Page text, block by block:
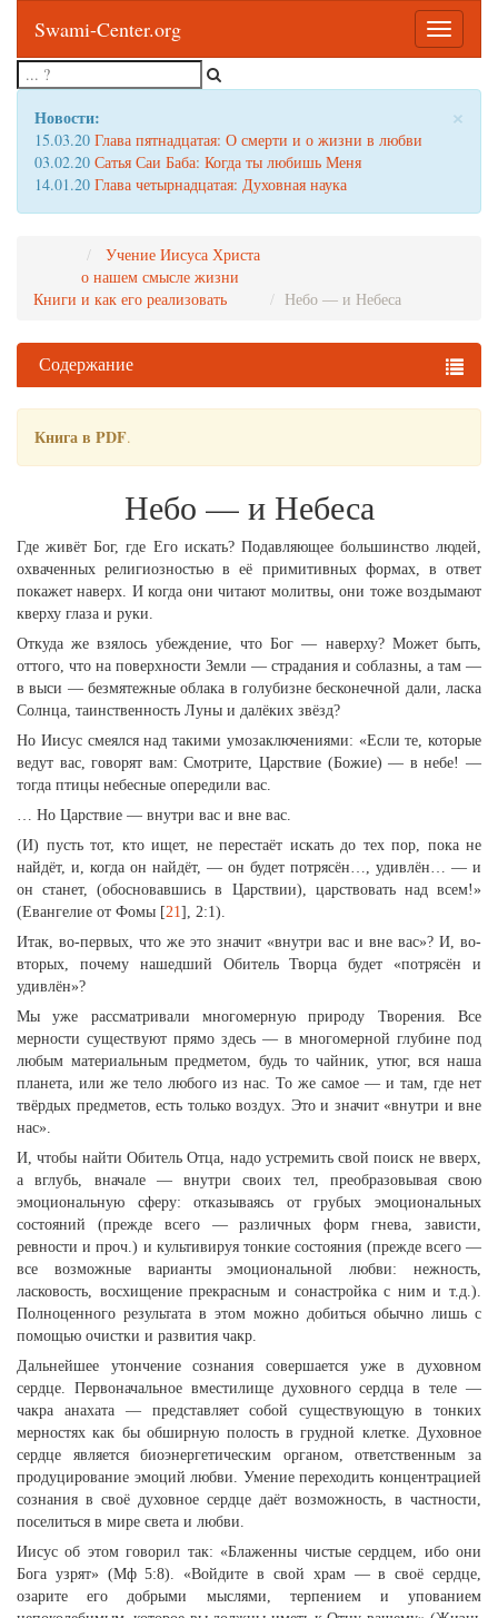
Toggle
Swami-Center.org
×
Новости:
15.03.20 Глава пятнадцатая: О смерти и о жизни в любви
03.02.20 Сатья Саи Баба: Когда ты любишь Меня
14.01.20 Глава четырнадцатая: Духовная наука
Книги
Учение Иисуса Христа
о нашем смысле жизни
и как его реализовать
Небо — и Небеса
Содержание
Книга в PDF.
Небо — и Небеса
Где живёт Бог, где Его искать? Подавляющее большинство людей,
охваченных религиозностью в её примитивных формах, в ответ
покажет наверх. И когда они читают молитвы, они тоже воздымают
кверху глаза и руки.
Откуда же взялось убеждение, что Бог — наверху? Может быть,
оттого, что на поверхности Земли — страдания и соблазны, а там —
в выси — безмятежные облака в голубизне бесконечной дали, ласка
Солнца, таинственность Луны и далёких звёзд?
Но Иисус смеялся над такими умозаключениями: «Если те, которые
ведут вас, говорят вам: Смотрите, Царствие (Божие) — в небе! —
тогда птицы небесные опередили вас.
… Но Царствие — внутри вас и вне вас.
(И) пусть тот, кто ищет, не перестаёт искать до тех пор, пока не
найдёт, и, когда он найдёт, — он будет потрясён…, удивлён… — и
он станет, (обосновавшись в Царствии), царствовать над всем!»
(Евангелие от Фомы [21], 2:1).
Итак, во-первых, что же это значит «внутри вас и вне вас»? И, во-
вторых, почему нашедший Обитель Творца будет «потрясён и
удивлён»?
Мы уже рассматривали многомерную природу Творения. Все
мерности существуют прямо здесь — в многомерной глубине под
любым материальным предметом, будь то чайник, утюг, вся наша
планета, или же тело любого из нас. То же самое — и там, где нет
твёрдых предметов, есть только воздух. Это и значит «внутри и вне
нас».
И, чтобы найти Обитель Отца, надо устремить свой поиск не вверх,
а вглубь, вначале — внутри своих тел, преобразовывая свою
эмоциональную сферу: отказываясь от грубых эмоциональных
состояний (прежде всего — различных форм гнева, зависти,
ревности и проч.) и культивируя тонкие состояния (прежде всего —
все возможные варианты эмоциональной любви: нежность,
ласковость, восхищение прекрасным и сонастройка с ним и т.д.).
Полноценного результата в этом можно добиться обычно лишь с
помощью очистки и развития чакр.
Дальнейшее утончение сознания совершается уже в духовном
сердце. Первоначальное вместилище духовного сердца в теле —
чакра анахата — представляет собой существующую в тонких
мерностях как бы обширную полость в грудной клетке. Духовное
сердце является биоэнергетическим органом, ответственным за
продуцирование эмоций любви. Умение переходить концентрацией
сознания в своё духовное сердце даёт возможность, в частности,
поселиться в мире света и любви.
Иисус об этом говорил так: «Блаженны чистые сердцем, ибо они
Бога узрят» (Мф 5:8). «Войдите в свой храм — в своё сердце,
озарите его добрыми мыслями, терпением и упованием